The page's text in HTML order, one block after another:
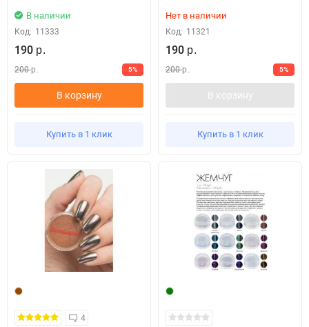
В наличии
Код: 11333
190 р.
200р. 5%
В корзину
Купить в 1 клик
Нет в наличии
Код: 11321
190 р.
200р. 5%
В корзину
Купить в 1 клик
4